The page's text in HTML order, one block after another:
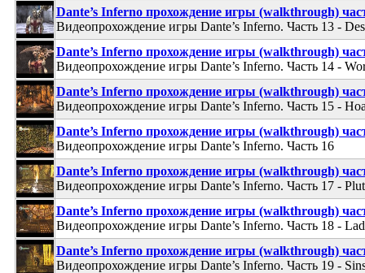
Dante’s Inferno прохождение игры (walkthrough)
Видеопрохождение игры Dante’s Inferno. Часть 13 -
Dante’s Inferno прохождение игры (walkthrough)
Видеопрохождение игры Dante’s Inferno. Часть 14 -
Dante’s Inferno прохождение игры (walkthrough)
Видеопрохождение игры Dante’s Inferno. Часть 15 -
Dante’s Inferno прохождение игры (walkthrough)
Видеопрохождение игры Dante’s Inferno. Часть 16
Dante’s Inferno прохождение игры (walkthrough)
Видеопрохождение игры Dante’s Inferno. Часть 17 -
Dante’s Inferno прохождение игры (walkthrough)
Видеопрохождение игры Dante’s Inferno. Часть 18 -
Dante’s Inferno прохождение игры (walkthrough)
Видеопрохождение игры Dante’s Inferno. Часть 19 -